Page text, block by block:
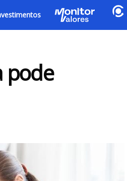
pode